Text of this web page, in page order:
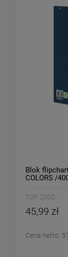
Blok
COLORS /
TOP 2000
45,99 zł
Cena netto: